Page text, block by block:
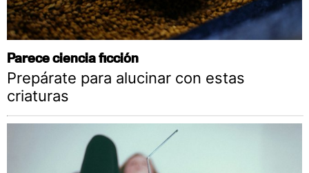
Parece ciencia ficción
Prepárate para alucinar con estas
criaturas